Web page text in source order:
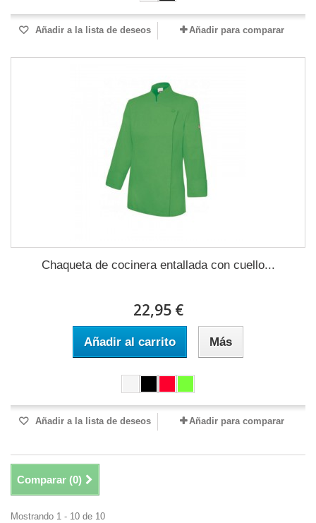
Añadir a la lista de deseos Añadir para comparar
Chaqueta de cocinera entallada con cuello...
22,95 €
Añadir al carrito Más
Añadir a la lista de deseos Añadir para comparar
Comparar (0)
Mostrando 1 - 10 de 10